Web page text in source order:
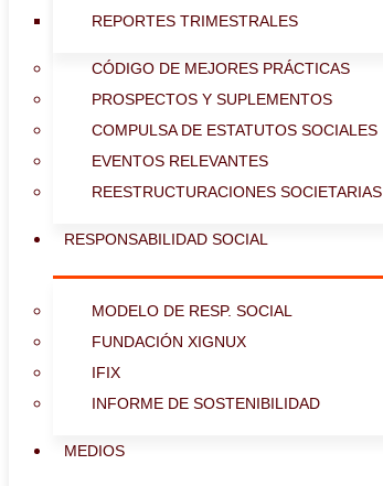
REPORTES TRIMESTRALES
CÓDIGO DE MEJORES PRÁCTICAS
PROSPECTOS Y SUPLEMENTOS
COMPULSA DE ESTATUTOS SOCIALES
EVENTOS RELEVANTES
REESTRUCTURACIONES SOCIETARIAS
RESPONSABILIDAD SOCIAL
MODELO DE RESP. SOCIAL
FUNDACIÓN XIGNUX
IFIX
INFORME DE SOSTENIBILIDAD
MEDIOS